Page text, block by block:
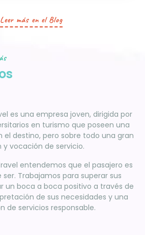
Leer más en el Blog
es una empresa joven, dirigida por
en turismo que poseen una
el destino, pero sobre todo una gran
y vocación de servicio.
entendemos que el pasajero es
Trabajamos para superar sus
un boca a boca positivo a través de
de sus necesidades y una
de servicios responsable.